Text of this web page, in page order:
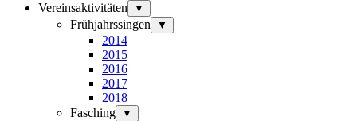
Vereinsaktivitäten
▼
Frühjahrssingen ▼
2014
2015
2016
2017
2018
Fasching
▼